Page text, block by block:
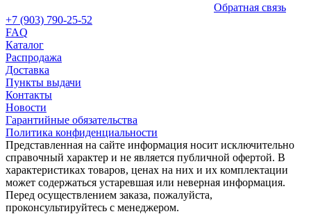
Обратная связь
+7 (903) 790-25-52
FAQ
Каталог
Распродажа
Доставка
Пункты выдачи
Контакты
Новости
Гарантийные обязательства
Политика конфиденциальности
Представленная на сайте информация носит исключительно
справочный характер и не является публичной офертой. В
характеристиках товаров, ценах на них и их комплектации
может содержаться устаревшая или неверная информация.
Перед осуществлением заказа, пожалуйста,
проконсультируйтесь с менеджером.